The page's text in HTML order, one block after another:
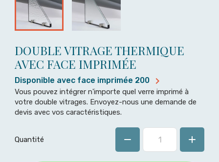
DOUBLE VITRAGE THERMIQUE
AVEC FACE IMPRIMÉE
Disponible avec face imprimée 200 
Vous pouvez intégrer n'importe quel verre imprimé à
votre double vitrages. Envoyez-nous une demande de
devis avec vos caractéristiques.
Quantité